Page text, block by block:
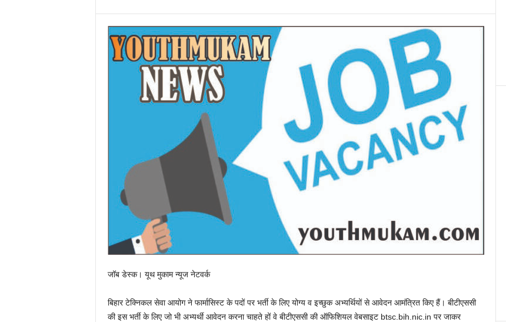
जॉब डेस्क। यूथ मुकाम न्यूज नेटवर्क
बिहार टेक्निकल सेवा आयोग ने फार्मासिस्ट के पदों पर भर्ती के लिए योग्य व इच्छुक अभ्यर्थियों से आवेदन आमंत्रित किए हैं। बीटीएससी
की इस भर्ती के लिए जो भी अभ्यर्थी आवेदन करना चाहते हों वे बीटीएससी की ऑफिशियल वेबसाइट btsc.bih.nic.in पर जाकर